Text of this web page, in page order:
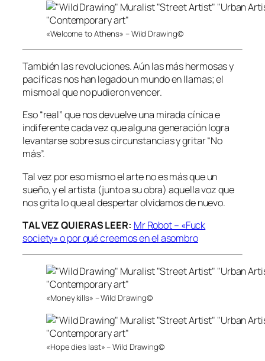
«Welcome to Athens» – Wild Drawing©
También las revoluciones. Aún las más hermosas y
pacíficas nos han legado un mundo en llamas; el
mismo al que no pudieron vencer.
Eso “real” que nos devuelve una mirada cínica e
indiferente cada vez que alguna generación logra
levantarse sobre sus circunstancias y gritar “No
más”.
Tal vez por eso mismo el arte no es más que un
sueño, y el artista (junto a su obra) aquella voz que
nos grita lo que al despertar olvidamos de nuevo.
TAL VEZ QUIERAS LEER: Mr Robot – «Fuck
society» o por qué creemos en el asombro
«Money kills» – Wild Drawing©
«Hope dies last» – Wild Drawing©